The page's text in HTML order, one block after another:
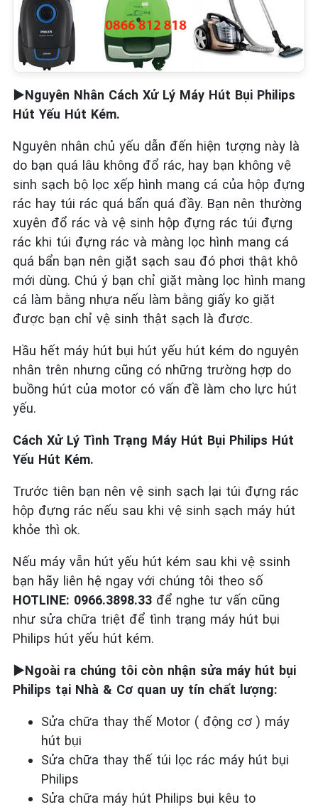
►Nguyên Nhân Cách Xử Lý Máy Hút Bụi Philips
Hút Yếu Hút Kém.
Nguyên nhân chủ yếu dẫn đến hiện tượng này là
do bạn quá lâu không đổ rác, hay bạn không vệ
sinh sạch bộ lọc xếp hình mang cá của hộp đựng
rác hay túi rác quá bẩn quá đầy. Bạn nên thường
xuyên đổ rác và vệ sinh hộp đựng rác túi đựng
rác khi túi đựng rác và màng lọc hình mang cá
quá bẩn bạn nên giặt sạch sau đó phơi thật khô
mới dùng. Chú ý bạn chỉ giặt màng lọc hình mang
cá làm bằng nhựa nếu làm bằng giấy ko giặt
được bạn chỉ vệ sinh thật sạch là được.
Hầu hết máy hút bụi hút yếu hút kém do nguyên
nhân trên nhưng cũng có những trường hợp do
buồng hút của motor có vấn đề làm cho lực hút
yếu.
Cách Xử Lý Tình Trạng Máy Hút Bụi Philips Hút
Yếu Hút Kém.
Trước tiên bạn nên vệ sinh sạch lại túi đựng rác
hộp đựng rác nếu sau khi vệ sinh sạch máy hút
khỏe thì ok.
Nếu máy vẫn hút yếu hút kém sau khi vệ ssinh
bạn hãy liên hệ ngay với chúng tôi theo số
HOTLINE: 0966.3898.33 để nghe tư vấn cũng
như sửa chữa triệt để tình trạng máy hút bụi
Philips hút yếu hút kém.
►Ngoài ra chúng tôi còn nhận sửa máy hút bụi
Philips tại Nhà & Cơ quan uy tín chất lượng:
Sửa chữa thay thế Motor ( động cơ ) máy
hút bụi
Sửa chữa thay thế túi lọc rác máy hút bụi
Philips
Sửa chữa máy hút Philips bụi kêu to